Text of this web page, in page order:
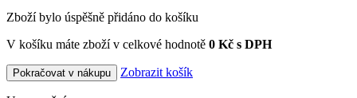
Zboží bylo úspěšně přidáno do košíku
V košíku máte zboží v celkové hodnotě 0 Kč s DPH
Pokračovat v nákupu Zobrazit košík